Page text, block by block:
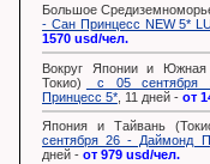
Большое
- Сан Принцесс NEW 5*
1570 usd/чел.
Вокруг Японии и Южная
Токио)
с 05 сентября
Принцесс 5*, 11 дней - от
Япония и Тайвань
сентября 26 - Даймонд
дней - от 979 usd/чел.